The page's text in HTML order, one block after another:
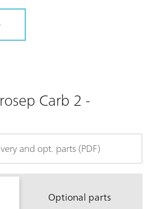
Carb 2 -
and opt. parts (PDF)
Optional parts